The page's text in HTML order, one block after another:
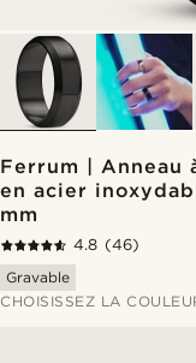
Ferrum | Anneau
en acier
mm
4.8 (46)
Gravable
CHOISISSEZ LA